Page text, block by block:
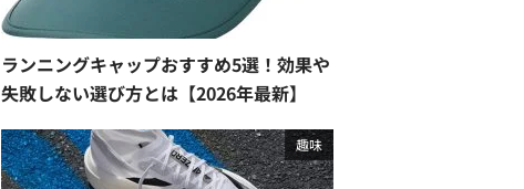
ランニングキャップおすすめ5選！効果や
失敗しない選び方とは【2026年最新】
趣味